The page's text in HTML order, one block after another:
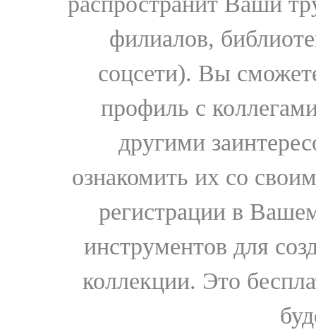
филиалов,
соцсети). Вы
профиль с
другими
ознакомить их со
регистрации в
инструментов для
коллекции. Это